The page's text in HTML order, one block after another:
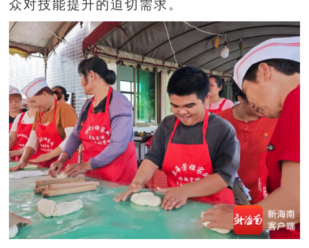
众对技能提升的迫切需求。